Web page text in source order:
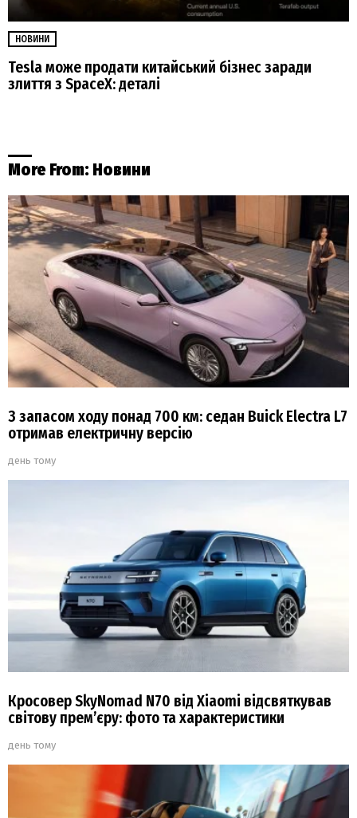
НОВИНИ
Tesla може продати китайський бізнес заради
злиття з SpaceX: деталі
More From: Новини
З запасом ходу понад 700 км: седан Buick Electra L7
отримав електричну версію
день тому
Кросовер SkyNomad N70 від Xiaomi відсвяткував
світову прем’єру: фото та характеристики
день тому